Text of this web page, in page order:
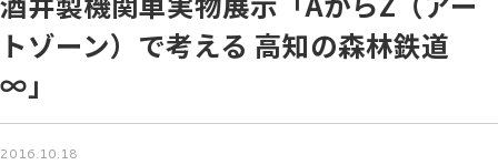
トゾーン）で考える 高知の森林鉄道
∞」
2016.10.18